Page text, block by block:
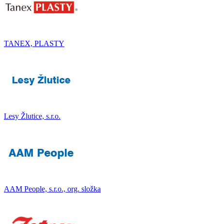
TANEX, PLASTY
Lesy Žlutice, s.r.o.
AAM People, s.r.o., org. složka